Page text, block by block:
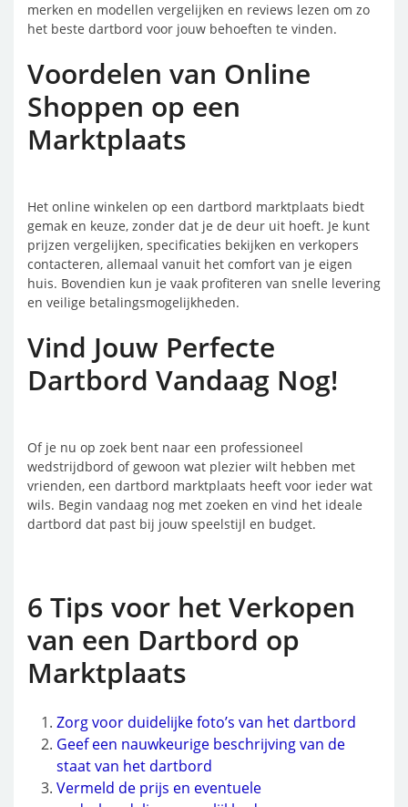
merken en modellen vergelijken en reviews lezen om zo
het beste dartbord voor jouw behoeften te vinden.
Voordelen van Online
Shoppen op een
Marktplaats
Het online winkelen op een dartbord marktplaats biedt
gemak en keuze, zonder dat je de deur uit hoeft. Je kunt
prijzen vergelijken, specificaties bekijken en verkopers
contacteren, allemaal vanuit het comfort van je eigen
huis. Bovendien kun je vaak profiteren van snelle levering
en veilige betalingsmogelijkheden.
Vind Jouw Perfecte
Dartbord Vandaag Nog!
Of je nu op zoek bent naar een professioneel
wedstrijdbord of gewoon wat plezier wilt hebben met
vrienden, een dartbord marktplaats heeft voor ieder wat
wils. Begin vandaag nog met zoeken en vind het ideale
dartbord dat past bij jouw speelstijl en budget.
6 Tips voor het Verkopen
van een Dartbord op
Marktplaats
Zorg voor duidelijke foto’s van het dartbord
Geef een nauwkeurige beschrijving van de
staat van het dartbord
Vermeld de prijs en eventuele